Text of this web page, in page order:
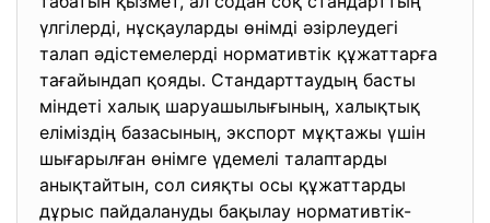
үлгілерді, нұсқауларды өнімді әзірлеудегі
талап әдістемелерді нормативтік құжаттарға
тағайындап қояды. Стандарттаудың басты
міндеті халық шаруашылығының, халықтық
еліміздің базасының, экспорт мұқтажы үшін
шығарылған өнімге үдемелі талаптарды
анықтайтын, сол сияқты осы құжаттарды
дұрыс пайдалануды бақылау нормативтік-